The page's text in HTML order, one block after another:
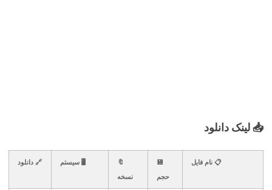
📥 لینک دانلود
📋 نام فایل
💾
حجم
🔖
نسخه
🖥️ سیستم 🔗 دانلود